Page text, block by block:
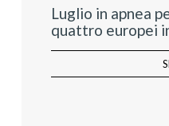
Luglio in apnea
quattro europei